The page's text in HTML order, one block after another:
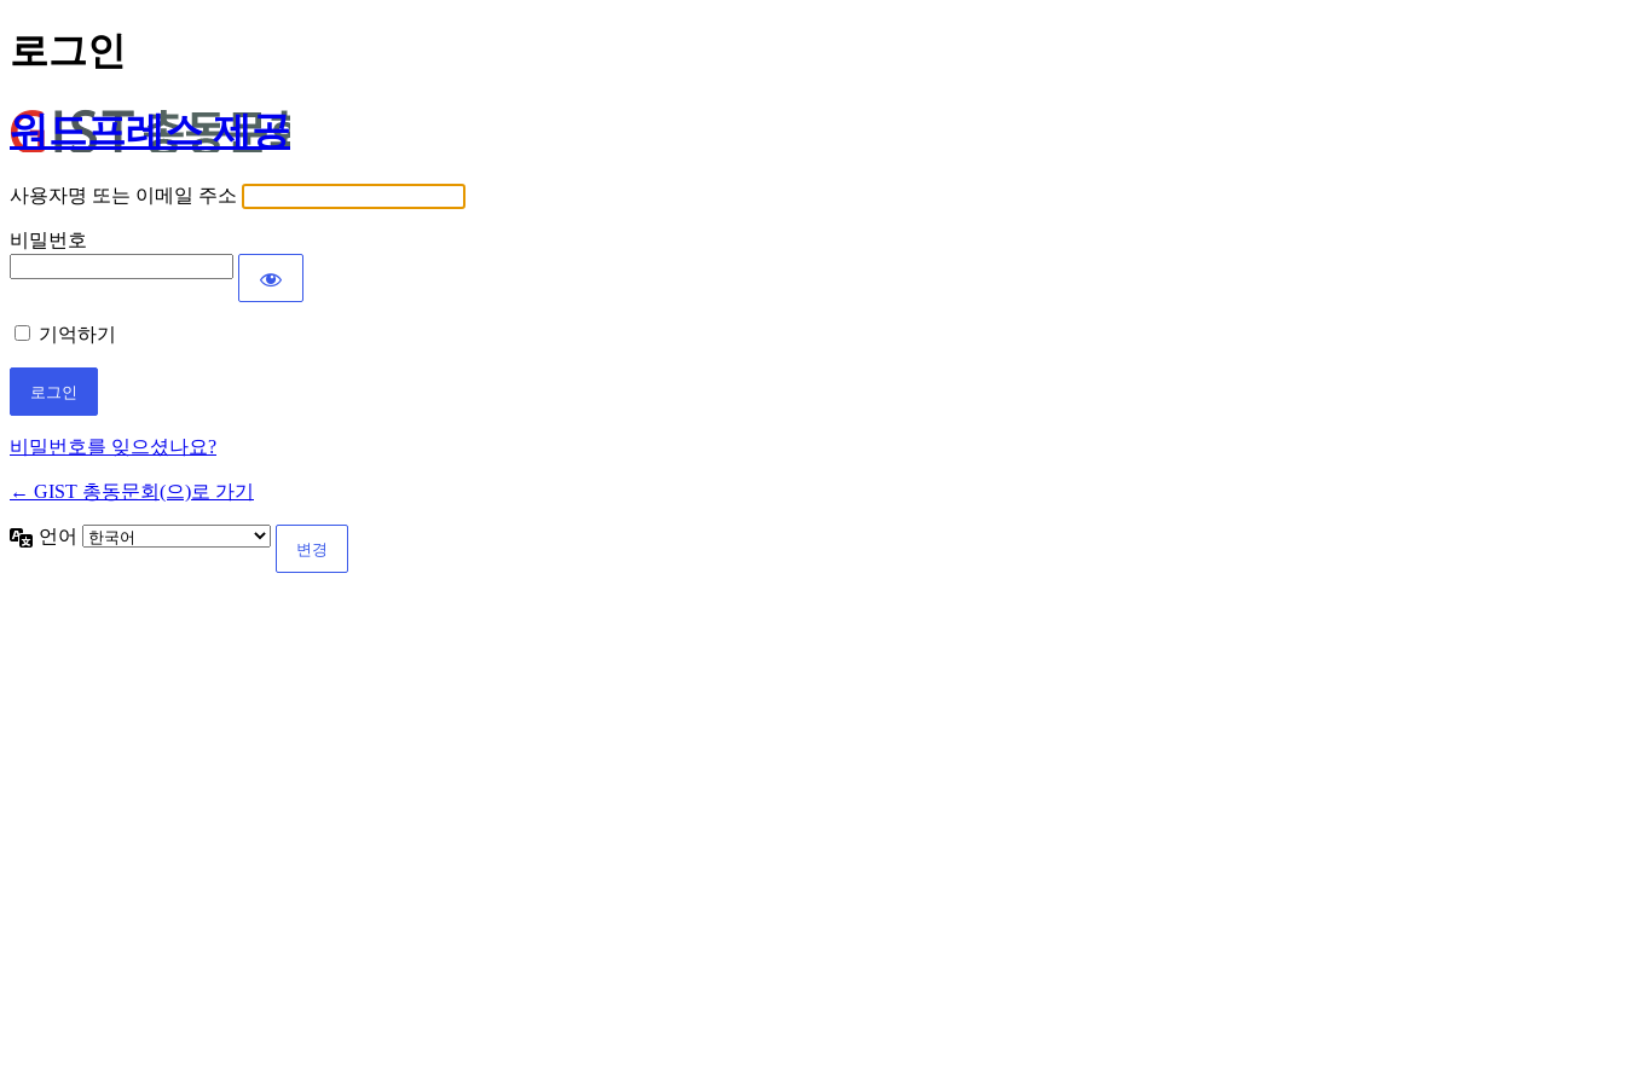
로그인
워드프레스 제공
사용자명 또는 이메일 주소
비밀번호
기억하기
비밀번호를 잊으셨나요?
← GIST 총동문회(으)로 가기
언어